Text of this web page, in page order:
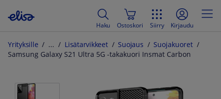
Haku Ostoskori Siirry Kirjaudu
Yrityksille Lisätarvikkeet Suojaus
Suojakuoret
Samsung Galaxy S21 Ultra 5G -takakuori Insmat Carbon